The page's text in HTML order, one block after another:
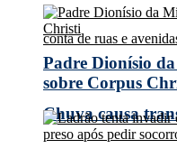
Chuva causa
Padre Dionísio
sobre Corpus